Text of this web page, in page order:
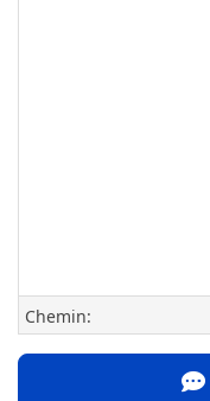
Chemin: